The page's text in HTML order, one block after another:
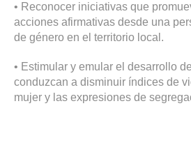
• Reconocer iniciativas que
acciones afirmativas desde una
de género en el territorio local.
• Estimular y emular el desarrollo
conduzcan a disminuir índices de
mujer y las expresiones de